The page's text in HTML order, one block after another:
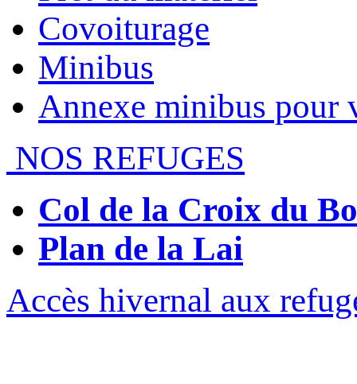
Covoiturage
Minibus
Annexe minibus pour
NOS REFUGES
Col de la Croix du
Plan de la Lai
Accès hivernal aux